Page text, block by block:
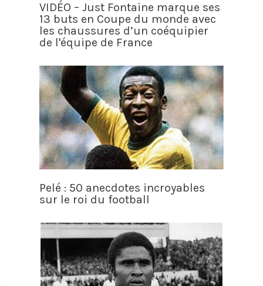
VIDÉO – Just Fontaine marque ses
13 buts en Coupe du monde avec
les chaussures d’un coéquipier
de l'équipe de France
Pelé : 50 anecdotes incroyables
sur le roi du football